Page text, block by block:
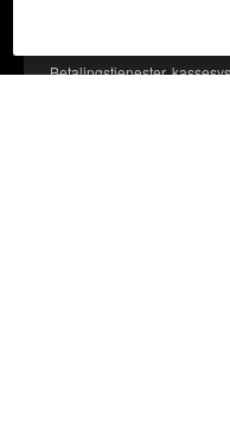
Betalingstjenester,